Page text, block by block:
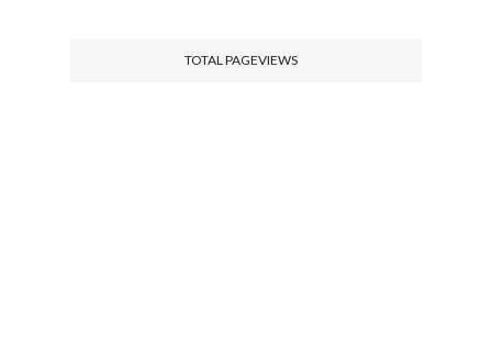
TOTAL PAGEVIEWS